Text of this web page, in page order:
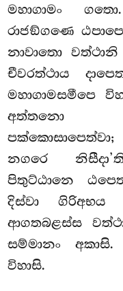
මහාගාමං
රාජඞ්ගණෙ
නාවාතො
චීවරත්ථාය
මහාගාමසමීපෙ
අත්තනො
නගරෙ
පිතුට්ඨානෙ
දිස්වා ගිරිඅභය
ආගතබළස්ස
සම්මානං අකාසි.
විහාසි.